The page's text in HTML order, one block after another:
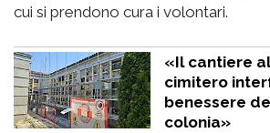
cui si prendono cura i volontari.
«Il cantiere
cimitero
benessere
colonia»